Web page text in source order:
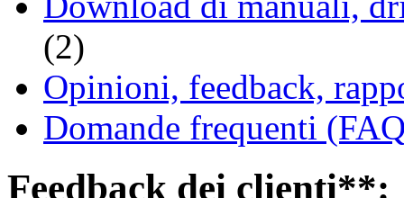
(2)
Opinioni, feedback,
Domande frequenti
Feedback dei clienti**: